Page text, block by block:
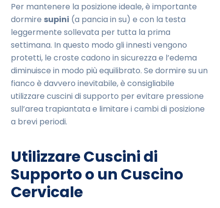
Per mantenere la posizione ideale, è importante
dormire supini (a pancia in su) e con la testa
leggermente sollevata per tutta la prima
settimana. In questo modo gli innesti vengono
protetti, le croste cadono in sicurezza e l’edema
diminuisce in modo più equilibrato. Se dormire su un
fianco è davvero inevitabile, è consigliabile
utilizzare cuscini di supporto per evitare pressione
sull’area trapiantata e limitare i cambi di posizione
a brevi periodi.
Utilizzare Cuscini di
Supporto o un Cuscino
Cervicale